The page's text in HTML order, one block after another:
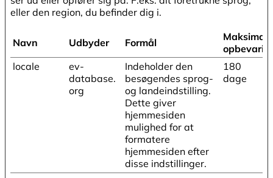
eller den region, du befinder dig i.
Navn Udbyder Formål
Maksimal
locale
ev-
database.
org
Indeholder den
besøgendes sprog-
og landeindstilling.
Dette giver
hjemmesiden
mulighed for at
formatere
hjemmesiden efter
disse indstillinger.
180
dage